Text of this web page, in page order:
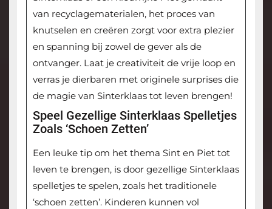
van recyclagematerialen, het proces van
knutselen en creëren zorgt voor extra plezier
en spanning bij zowel de gever als de
ontvanger. Laat je creativiteit de vrije loop en
verras je dierbaren met originele surprises die
de magie van Sinterklaas tot leven brengen!
Speel Gezellige Sinterklaas Spelletjes
Zoals ‘schoen Zetten’
Een leuke tip om het thema Sint en Piet tot
leven te brengen, is door gezellige Sinterklaas
spelletjes te spelen, zoals het traditionele
‘schoen zetten’. Kinderen kunnen vol